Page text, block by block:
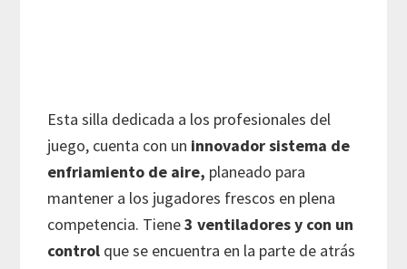
Esta silla dedicada a los profesionales del
juego, cuenta con un innovador sistema de
enfriamiento de aire, planeado para
mantener a los jugadores frescos en plena
competencia. Tiene3 ventiladores y con un
control que se encuentra en la parte de atrás